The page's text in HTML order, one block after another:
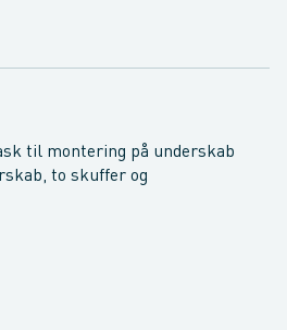
til montering på underskab
to skuffer og